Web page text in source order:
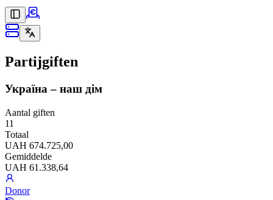
Partijgiften
Україна – наш дім
Aantal giften
11
Totaal
UAH 674.725,00
Gemiddelde
UAH 61.338,64
Donor